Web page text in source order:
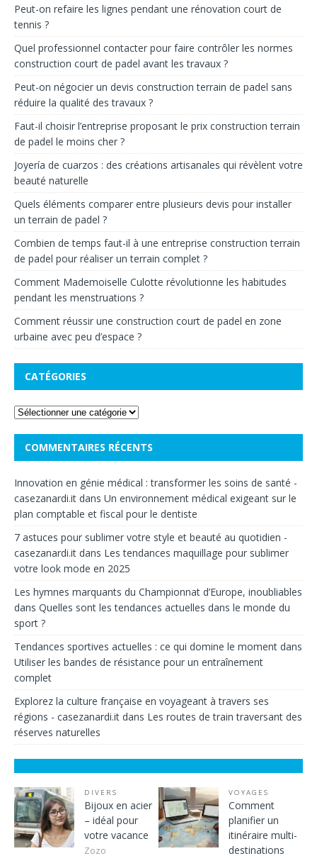
Peut-on refaire les lignes pendant une rénovation court de
tennis ?
Quel professionnel contacter pour faire contrôler les normes
construction court de padel avant les travaux ?
Peut-on négocier un devis construction terrain de padel sans
réduire la qualité des travaux ?
Faut-il choisir l’entreprise proposant le prix construction terrain
de padel le moins cher ?
Joyería de cuarzos : des créations artisanales qui révèlent votre
beauté naturelle
Quels éléments comparer entre plusieurs devis pour installer
un terrain de padel ?
Combien de temps faut-il à une entreprise construction terrain
de padel pour réaliser un terrain complet ?
Comment Mademoiselle Culotte révolutionne les habitudes
pendant les menstruations ?
Comment réussir une construction court de padel en zone
urbaine avec peu d’espace ?
CATÉGORIES
COMMENTAIRES RÉCENTS
Innovation en génie médical : transformer les soins de santé -
casezanardi.it dans Un environnement médical exigeant sur le
plan comptable et fiscal pour le dentiste
7 astuces pour sublimer votre style et beauté au quotidien -
casezanardi.it dans Les tendances maquillage pour sublimer
votre look mode en 2025
Les hymnes marquants du Championnat d’Europe, inoubliables
dans Quelles sont les tendances actuelles dans le monde du
sport ?
Tendances sportives actuelles : ce qui domine le moment dans
Utiliser les bandes de résistance pour un entraînement
complet
Explorez la culture française en voyageant à travers ses
régions - casezanardi.it dans Les routes de train traversant des
réserves naturelles
DIVERS
Bijoux en acier
– idéal pour
votre vacance
Zozo
VOYAGES
Comment
planifier un
itinéraire multi-
destinations